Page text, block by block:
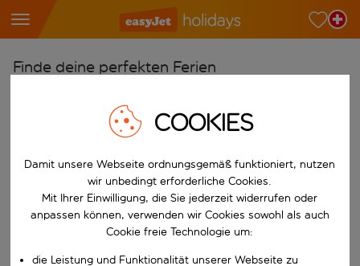
Finde deine perfekten Ferien
Wähle deine Flughäfen
Beginne mit der Eingabe für die automatische
Reiseziele finden
Nach
W&auml;hle ein Ab- und R&uuml;ckflugdatum aus.
Wähle deine Reisedaten
Wann
COOKIES
Damit unsere Webseite ordnungsgemäß funktioniert, nutzen
wir unbedingt erforderliche Cookies.
Mit Ihrer Einwilligung, die Sie jederzeit widerrufen oder
anpassen können, verwenden wir Cookies sowohl als auch
Cookie freie Technologie um:
die Leistung und Funktionalität unserer Webseite zu